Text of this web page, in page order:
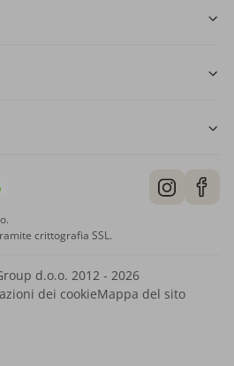
crittografia SSL.
d.o.o. 2012 - 2026
dei cookieMappa del sito